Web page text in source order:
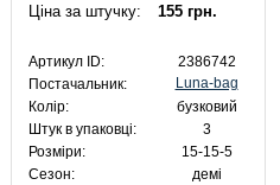
Ціна за штучку: 155 грн.
Артикул ID:
2386742
Постачальник:
Luna-bag
Колір:
бузковий
Штук в упаковці:
3
Розміри:
15-15-5
Сезон:
демі